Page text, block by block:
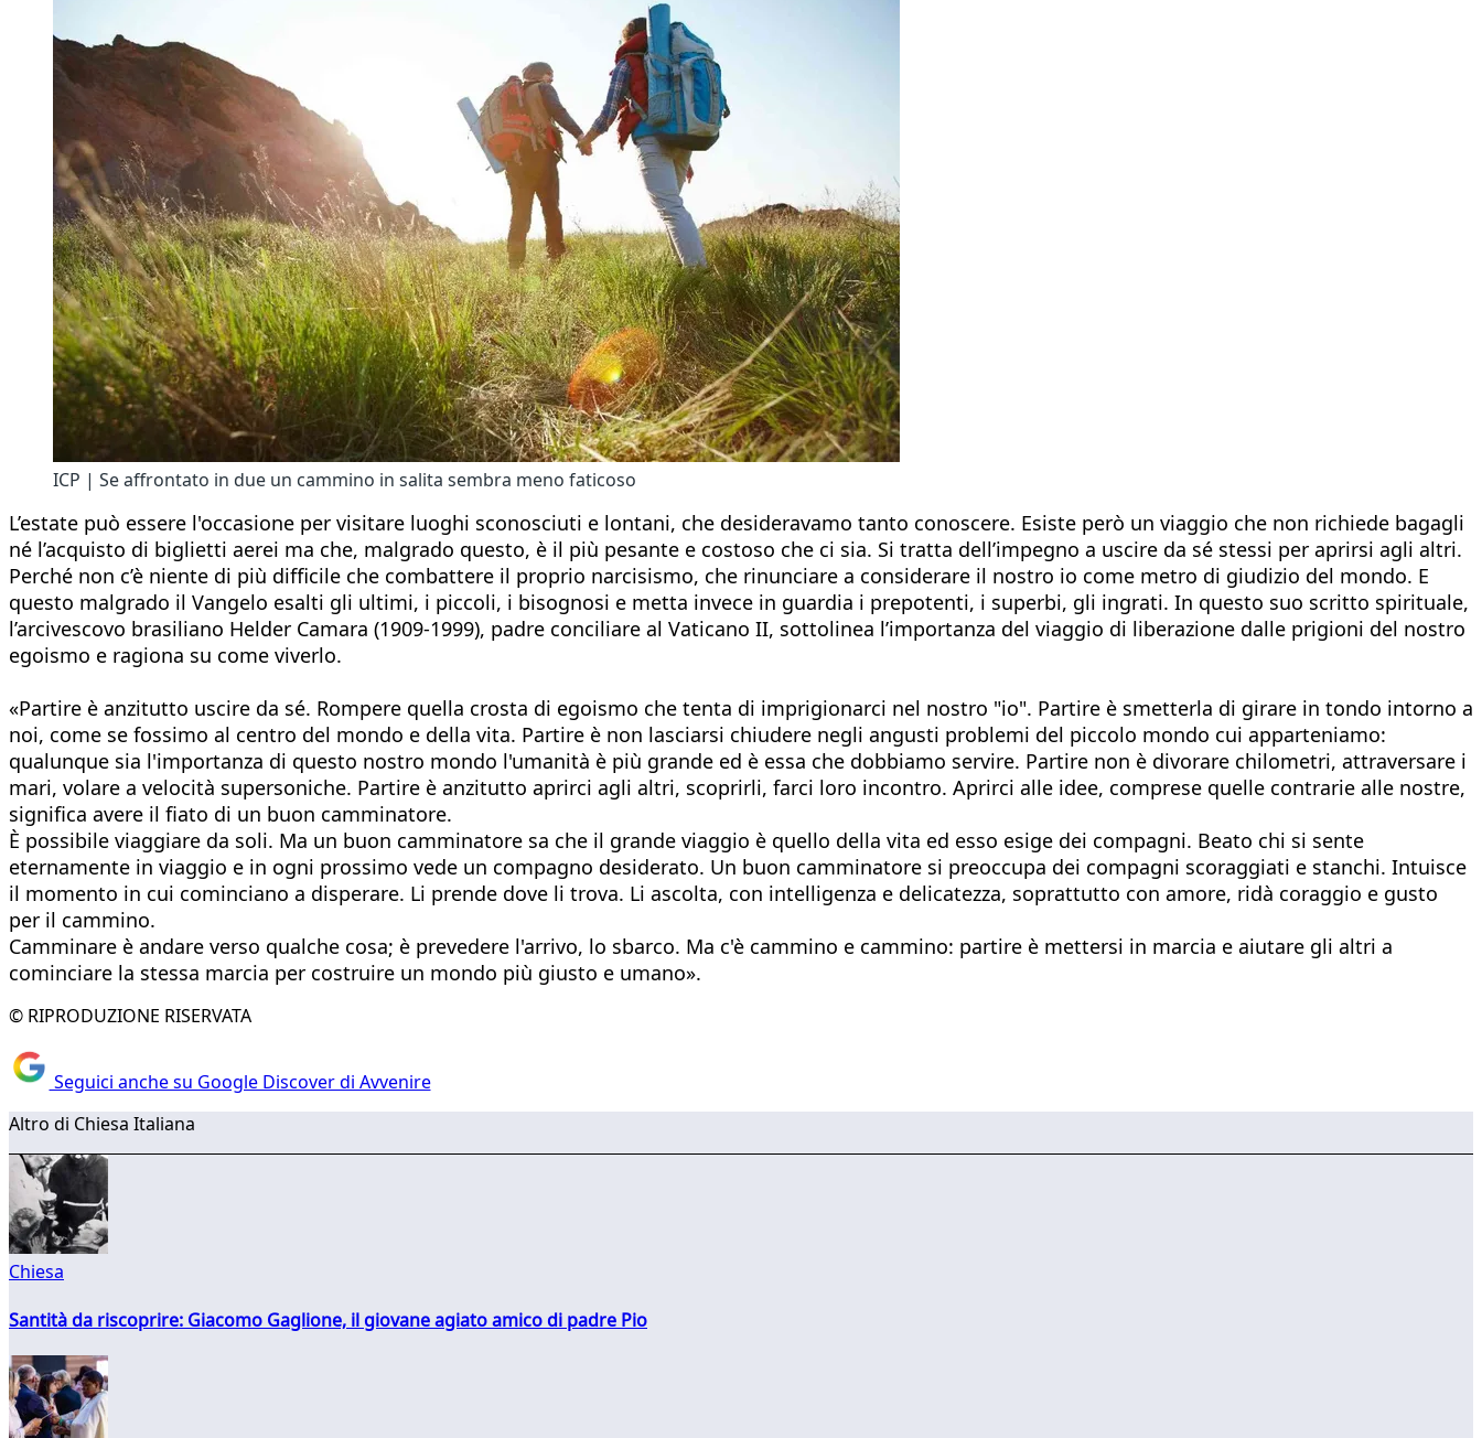
ICP | Se affrontato in due un cammino in salita sembra meno faticoso
L’estate può essere l'occasione per visitare luoghi sconosciuti e lontani, che desideravamo tanto conoscere. Esiste però un viaggio che non richiede bagagli
né l’acquisto di biglietti aerei ma che, malgrado questo, è il più pesante e costoso che ci sia. Si tratta dell’impegno a uscire da sé stessi per aprirsi agli altri.
Perché non c’è niente di più difficile che combattere il proprio narcisismo, che rinunciare a considerare il nostro io come metro di giudizio del mondo. E
questo malgrado il Vangelo esalti gli ultimi, i piccoli, i bisognosi e metta invece in guardia i prepotenti, i superbi, gli ingrati. In questo suo scritto spirituale,
l’arcivescovo brasiliano Helder Camara (1909-1999), padre conciliare al Vaticano II, sottolinea l’importanza del viaggio di liberazione dalle prigioni del nostro
egoismo e ragiona su come viverlo.
«Partire è anzitutto uscire da sé. Rompere quella crosta di egoismo che tenta di imprigionarci nel nostro "io". Partire è smetterla di girare in tondo intorno a
noi, come se fossimo al centro del mondo e della vita. Partire è non lasciarsi chiudere negli angusti problemi del piccolo mondo cui apparteniamo:
qualunque sia l'importanza di questo nostro mondo l'umanità è più grande ed è essa che dobbiamo servire. Partire non è divorare chilometri, attraversare i
mari, volare a velocità supersoniche. Partire è anzitutto aprirci agli altri, scoprirli, farci loro incontro. Aprirci alle idee, comprese quelle contrarie alle nostre,
significa avere il fiato di un buon camminatore.
È possibile viaggiare da soli. Ma un buon camminatore sa che il grande viaggio è quello della vita ed esso esige dei compagni. Beato chi si sente
eternamente in viaggio e in ogni prossimo vede un compagno desiderato. Un buon camminatore si preoccupa dei compagni scoraggiati e stanchi. Intuisce
il momento in cui cominciano a disperare. Li prende dove li trova. Li ascolta, con intelligenza e delicatezza, soprattutto con amore, ridà coraggio e gusto
per il cammino.
Camminare è andare verso qualche cosa; è prevedere l'arrivo, lo sbarco. Ma c'è cammino e cammino: partire è mettersi in marcia e aiutare gli altri a
cominciare la stessa marcia per costruire un mondo più giusto e umano».
© RIPRODUZIONE RISERVATA
Seguici anche su Google Discover di Avvenire
Altro di Chiesa Italiana
Chiesa
Santità da riscoprire: Giacomo Gaglione, il giovane agiato amico di padre Pio